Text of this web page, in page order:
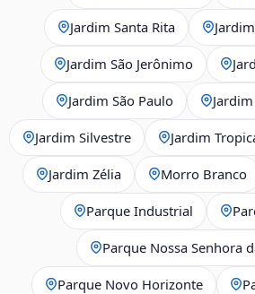
Jardim Santa Rita
Jardim São Jerônimo
Jardim São Paulo
Jardim Silvestre Jardim
Jardim Zélia Morro Branco
Parque Industrial
Parque Nossa Senhora
Parque Novo Horizonte